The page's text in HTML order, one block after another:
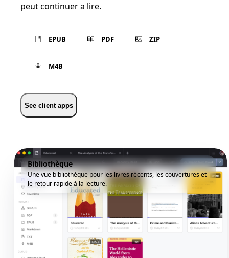
peut continuer a lire.
EPUB PDF ZIP
M4B
See client apps
Bibliothèque
Une vue bibliothèque pour les livres récents, les couvertures et
le retour rapide à la lecture.